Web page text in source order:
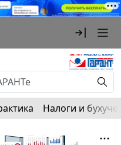
Налоги и